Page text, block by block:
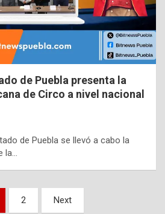
de Puebla presenta la
de Circo a nivel nacional
de Puebla se llevó a cabo la
la…
2 Next